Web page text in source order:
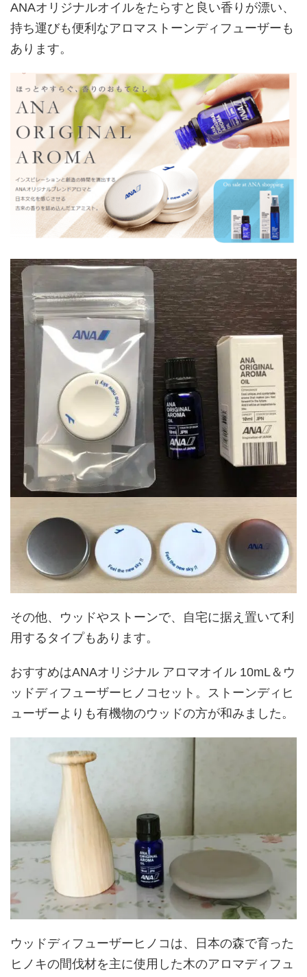
ANAオリジナルオイルをたらすと良い香りが漂い、
持ち運びも便利なアロマストーンディフューザーも
あります。
その他、ウッドやストーンで、自宅に据え置いて利
用するタイプもあります。
おすすめはANAオリジナル アロマオイル 10mL＆ウ
ッドディフューザーヒノコセット。ストーンディヒ
ューザーよりも有機物のウッドの方が和みました。
ウッドディフューザーヒノコは、日本の森で育った
ヒノキの間伐材を主に使用した木のアロマディフュ